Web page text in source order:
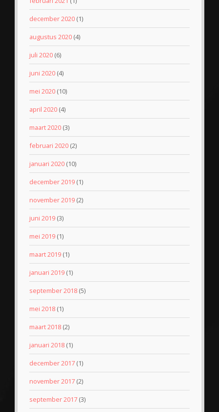
december 2020 (1)
augustus 2020 (4)
juli 2020 (6)
juni 2020 (4)
mei 2020 (10)
april 2020 (4)
maart 2020 (3)
februari 2020 (2)
januari 2020 (10)
december 2019 (1)
november 2019 (2)
juni 2019 (3)
mei 2019 (1)
maart 2019 (1)
januari 2019 (1)
september 2018 (5)
mei 2018 (1)
maart 2018 (2)
januari 2018 (1)
december 2017 (1)
november 2017 (2)
september 2017 (3)